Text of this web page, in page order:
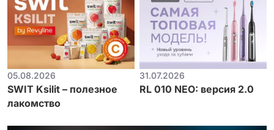
05.08.2026
SWIT Ksilit – полезное
лакомство
31.07.2026
RL 010 NEO: версия 2.0